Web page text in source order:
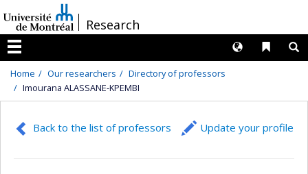
au
contenu
/Research
Menu
Liens
Langues
Home Our researchers
Directory of professors
Imourana ALASSANE-KPEMBI
Back to the list of professors Update your profile